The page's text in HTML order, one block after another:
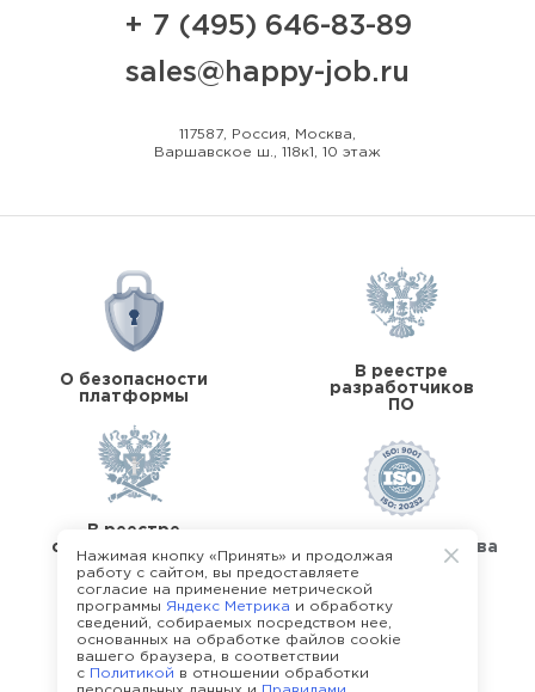
+ 7 (495) 646-83-89
sales@happy-job.ru
117587, Россия, Москва,
Варшавское ш., 118к1, 10 этаж
О безопасности
платформы
В реестре
разработчиков
ПО
В реестре
операторов перс.
данных
Стандарты качества
Нажимая кнопку «Принять» и продолжая
работу с сайтом, вы предоставляете
согласие на применение метрической
программы Яндекс Метрика и обработку
сведений, собираемых посредством нее,
основанных на обработке файлов cookie
вашего браузера, в соответствии
с Политикой в отношении обработки